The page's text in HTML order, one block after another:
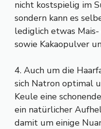
nicht kostspielig im
sondern kann es
lediglich etwas
sowie Kakaopulver
4. Auch um die
sich Natron optimal
Keule eine
ein natürlicher
damit um einige